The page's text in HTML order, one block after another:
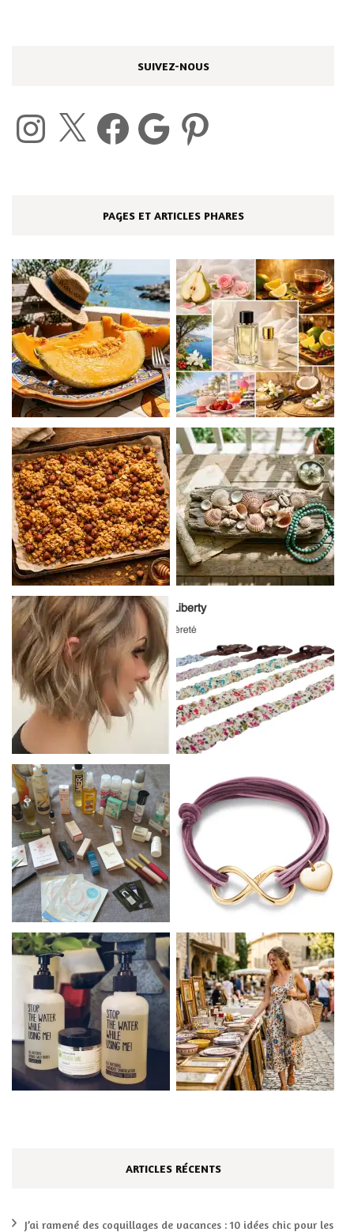
SUIVEZ-NOUS
Instagram Facebook Google Pinterest
PAGES ET ARTICLES PHARES
ARTICLES RÉCENTS
J’ai ramené des coquillages de vacances : 10 idées chic pour les